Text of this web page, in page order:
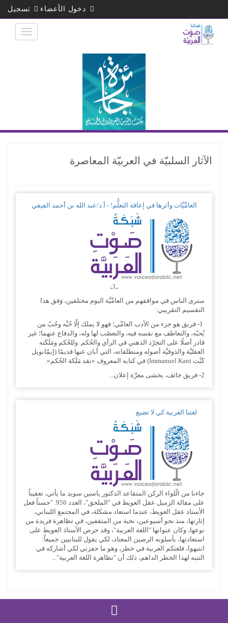
الرئيسي
دخول الأعضاء تسجيل
الآثار السلبيّة في العربيّة المعاصرة
العامِّيَّات وأثرها في إعاقة التعلُّم! - أ.د/عبد الله بن أحمد الفيفي
ـ1ـ
سترى الناس في مواقفهم من العامِّيَّة اليوم مختلفين، وَفق هذا
التقسيم التقريبي:
1- فريق هو جزء من الأدب العامِّي؛ فهو لا يملك إلّا حُبَّه وحُبّ من
يُحبّه، والتعاطف مع نفسه فيه، والتعصّب لها وله، والدفاع عنهما؛ غير
قادر أصلًا على التجرّد الذهني في الرأي والحُكم. وللحُكم ومَلَكَته
العقليَّة والذوقيَّة أصوله ومنطلقاته، التي أبان عنها قديمًا (إيمّانويل
كَنْت Immanuel Kant‏) في كتابه المعروف «نقد مَلَكة الحُكم».
2- فريق خائف، يخشى معرَّة إعلان...
لغتنا العربية كي لا تضيع
جاءنا من الّلواء الركن المتقاعد الدكتور ياسين سويد ما يأتي، تعقيباً
على مقالة الزميل عقل العويط في "الملحق"، العدد 956. "حسناً فعل
الأستاذ عقل العويط، عندما استعاد مشكلة، في المجتمع اللبناني،
إثارتها، منذ نحو أسبوعين، نخبة من المثقفين، في تظاهرة فريدة من
نوعها، وكان عنوانها "اللغة العربية"، وقد حرص الأستاذ العويط على
استعادتها، بأسلوبه الرصين المعتاد، لكي يقول للبنانيين جميعاً:
انتبهوا، فلغتكم العربية في خطر، وهو ما حفزني لكي أشاركه في
التنبه لهذا الخطر الداهم، ذلك أن "تظاهرة اللغة العربية"...